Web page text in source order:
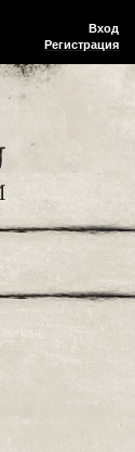
Вход
Регистрация